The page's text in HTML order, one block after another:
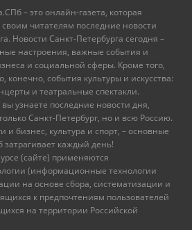
– это онлайн-газета, которая
читателям последние новости
Новости Санкт-Петербурга сегодня –
настроения, важные события и
и социальной сферы. Кроме того,
конечно, события культуры и искусства:
и театральные спектакли.
узнаете последние новости дня,
Санкт-Петербург, но и всю Россию.
и бизнес, культура и спорт, – основные
каждый день!
(сайте) применяются
(информационные технологии
на основе сбора, систематизации и
к предпочтениям пользователей
на территории Российской